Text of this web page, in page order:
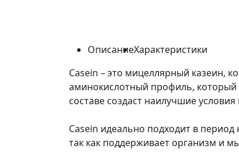
ОписаниеХарактеристики
Casein – это мицеллярный казеин,
аминокислотный профиль, который
составе создаст наилучшие
Casein идеально подходит в
так как поддерживает организм и